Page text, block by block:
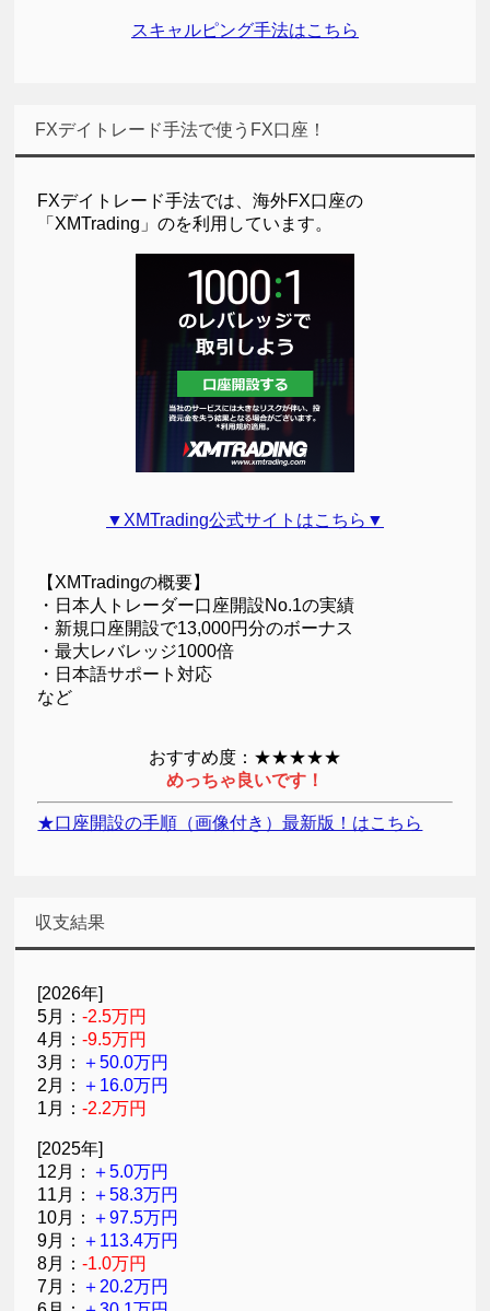
スキャルピング手法はこちら
FXデイトレード手法で使うFX口座！
FXデイトレード手法では、海外FX口座の
「XMTrading」のを利用しています。
▼XMTrading公式サイトはこちら▼
【XMTradingの概要】
・日本人トレーダー口座開設No.1の実績
・新規口座開設で13,000円分のボーナス
・最大レバレッジ1000倍
・日本語サポート対応
など
おすすめ度：★★★★★
めっちゃ良いです！
★口座開設の手順（画像付き）最新版！はこちら
収支結果
[2026年]
5月：-2.5万円
4月：-9.5万円
3月： ＋50.0万円
2月： ＋16.0万円
1月：-2.2万円
[2025年]
12月： ＋5.0万円
11月： ＋58.3万円
10月： ＋97.5万円
9月： ＋113.4万円
8月：-1.0万円
7月： ＋20.2万円